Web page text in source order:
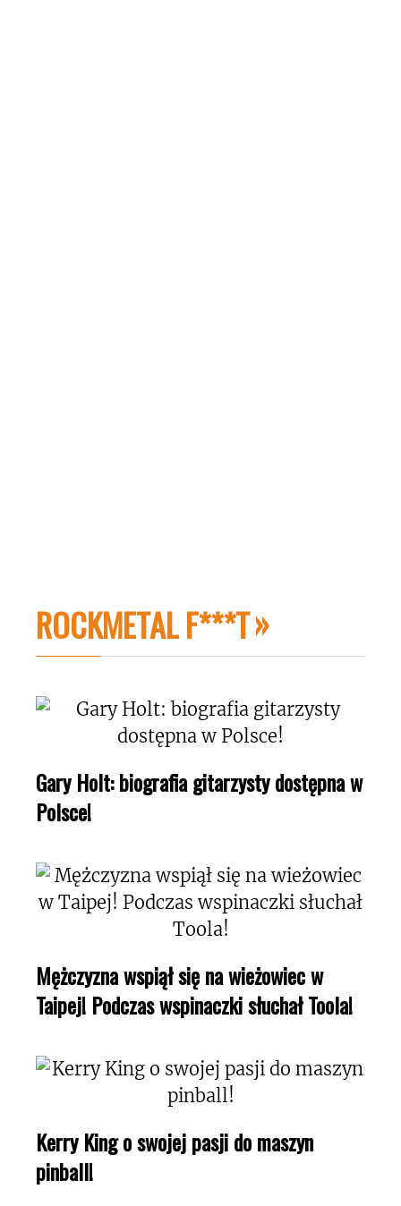
ROCKMETAL F***T
Gary Holt: biografia gitarzysty dostępna w
Polsce!
Mężczyzna wspiął się na wieżowiec w
Taipej! Podczas wspinaczki słuchał Toola!
Kerry King o swojej pasji do maszyn
pinball!